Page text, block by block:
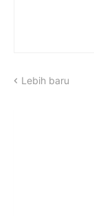
Lebih baru